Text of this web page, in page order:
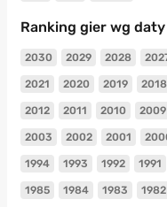
Ranking gier wg
2030 2029 2028
2021 2020 2019 2018
2012 2011 2010 2009
2003 2002 2001
1994 1993 1992 1991
1985 1984 1983 1982